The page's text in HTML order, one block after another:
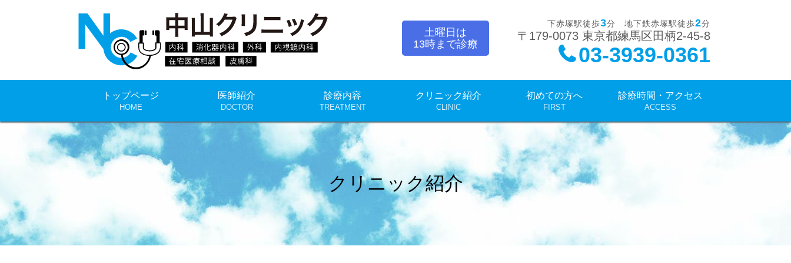
土曜日は
13時まで診療
下赤塚駅徒歩3分 地下鉄赤塚駅徒歩2分
〒179-0073 東京都練馬区田柄2-45-8
03-3939-0361
トップページ
HOME
医師紹介
DOCTOR
診療内容
TREATMENT
クリニック紹介
CLINIC
初めての方へ
FIRST
診療時間・アクセス
ACCESS
クリニック紹介